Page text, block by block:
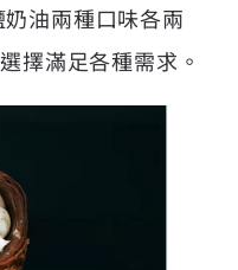
油兩種口味各兩
擇滿足各種需求。